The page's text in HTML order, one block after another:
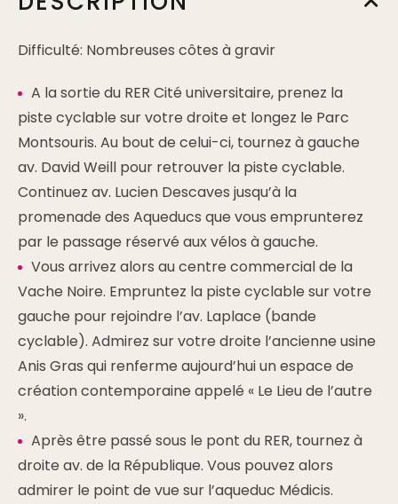
Difficulté: Nombreuses côtes à gravir
A la sortie du RER Cité universitaire, prenez la
piste cyclable sur votre droite et longez le Parc
Montsouris. Au bout de celui-ci, tournez à gauche
av. David Weill pour retrouver la piste cyclable.
Continuez av. Lucien Descaves jusqu’à la
promenade des Aqueducs que vous emprunterez
par le passage réservé aux vélos à gauche.
Vous arrivez alors au centre commercial de la
Vache Noire. Empruntez la piste cyclable sur votre
gauche pour rejoindre l’av. Laplace (bande
cyclable). Admirez sur votre droite l’ancienne usine
Anis Gras qui renferme aujourd’hui un espace de
création contemporaine appelé « Le Lieu de l’autre
».
Après être passé sous le pont du RER, tournez à
droite av. de la République. Vous pouvez alors
admirer le point de vue sur l’aqueduc Médicis.